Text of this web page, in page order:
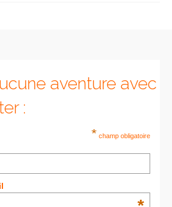
Uni
aventure avec
:
* champ obligatoire